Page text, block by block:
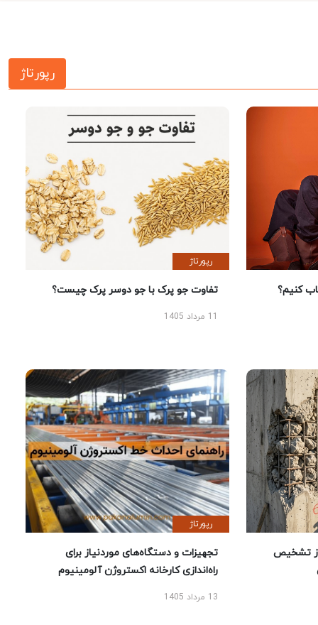
رپورتاژ
کنیم؟
رپورتاژ
تفاوت جو پرک با جو دوسر پرک چیست؟
تشخیص
رپورتاژ
تجهیزات و دستگاه‌های موردنیاز برای
راه‌اندازی کارخانه اکستروژن آلومینیوم
13 مرداد 1405